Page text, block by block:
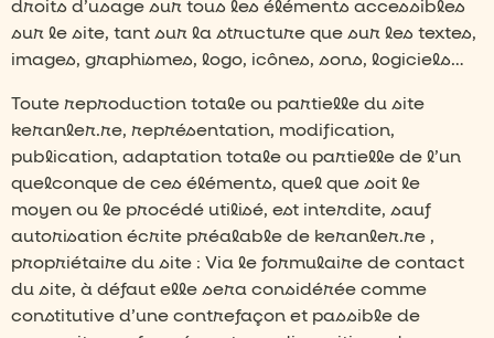
droits d’usage sur tous les éléments accessibles
sur le site, tant sur la structure que sur les textes,
images, graphismes, logo, icônes, sons, logiciels…
Toute reproduction totale ou partielle du site
keranler.re, représentation, modification,
publication, adaptation totale ou partielle de l’un
quelconque de ces éléments, quel que soit le
moyen ou le procédé utilisé, est interdite, sauf
autorisation écrite préalable de keranler.re ,
propriétaire du site : Via le formulaire de contact
du site, à défaut elle sera considérée comme
constitutive d’une contrefaçon et passible de